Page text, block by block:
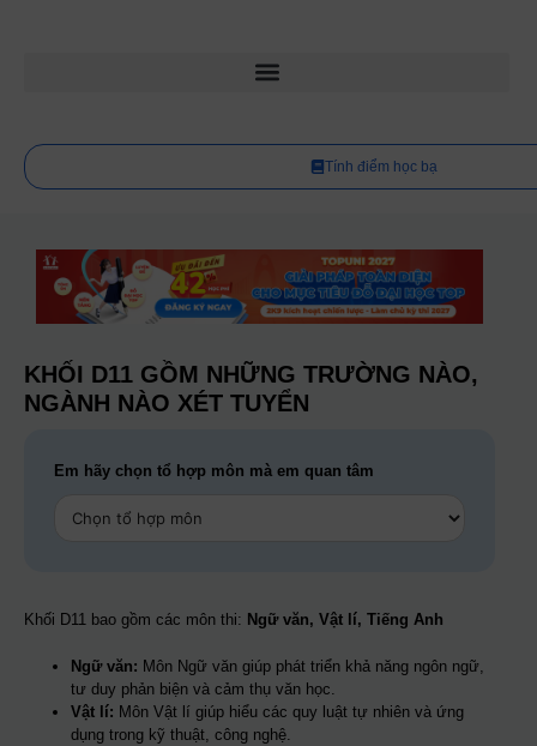
Tính điểm học bạ
KHỐI D11 GỒM NHỮNG TRƯỜNG NÀO,
NGÀNH NÀO XÉT TUYỂN
Em hãy chọn tổ hợp môn mà em quan tâm
Khối D11 bao gồm các môn thi: Ngữ văn, Vật lí, Tiếng Anh
Ngữ văn: Môn Ngữ văn giúp phát triển khả năng ngôn ngữ,
tư duy phản biện và cảm thụ văn học.
Vật lí: Môn Vật lí giúp hiểu các quy luật tự nhiên và ứng
dụng trong kỹ thuật, công nghệ.